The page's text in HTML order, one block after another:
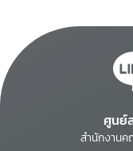
ศูนย์
สำนักงานค